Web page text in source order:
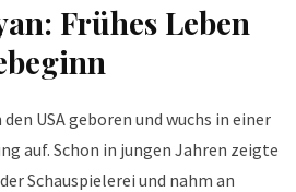
Frühes Leben
USA geboren und wuchs in einer
auf. Schon in jungen Jahren zeigte
Schauspielerei und nahm an